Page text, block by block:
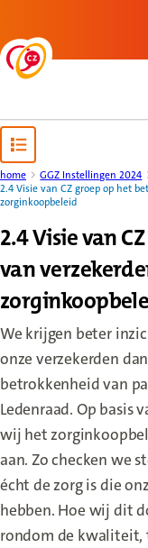
home GGZ Instellingen 2024
2.4 Visie van CZ groep op het
zorginkoopbeleid
2.4 Visie van
van
We krijgen beter
onze verzekerden
betrokkenheid van
Ledenraad. Op basis
wij het
aan. Zo checken we
écht de zorg is die
hebben. Hoe wij dit
rondom de
Open content